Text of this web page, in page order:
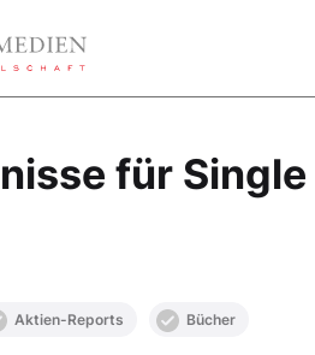
für
Aktien-Reports Bücher